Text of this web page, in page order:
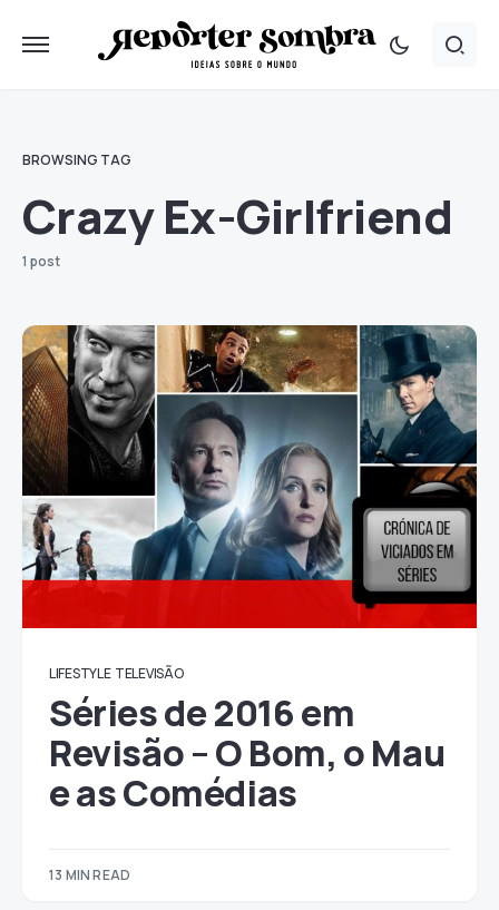
BROWSING TAG
Crazy Ex-Girlfriend
1 post
LIFESTYLE TELEVISÃO
Séries de 2016 em
Revisão – O Bom, o Mau
e as Comédias
13 MIN READ